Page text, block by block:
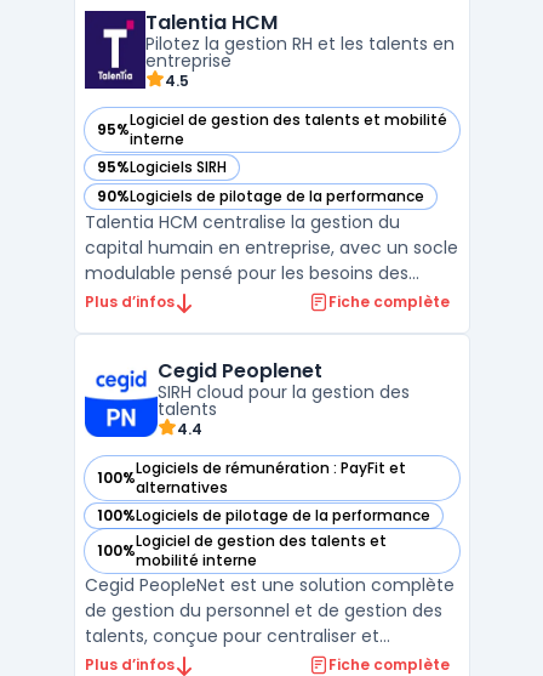
s’adresse aux organisations ayant des
besoins spécifiques de su ...
Talentia HCM
Pilotez la gestion RH et les talents en
entreprise
4.5
95%Logiciel de gestion des talents et mobilité
interne
— voir Talentia HCM dans cette catégorie
95%Logiciels SIRH
— voir Talentia HCM dans cette catégorie
90%Logiciels de pilotage de la performance
— voir Talentia HCM dans cette catégorie
Talentia HCM centralise la gestion du
capital humain en entreprise, avec un socle
modulable pensé pour les besoins des
organisations de taille moyenne à grande.
administrative jusqu’à la planification des
effectifs. Les équipes ...
Plus d’infos Fiche complète
Cegid Peoplenet
SIRH cloud pour la gestion des
talents
4.4
100%Logiciels de rémunération : PayFit et
alternatives
— voir Cegid Peoplenet dans cette catégorie
100%Logiciels de pilotage de la performance
— voir Cegid Peoplenet dans cette catégorie
100%Logiciel de gestion des talents et
mobilité interne
— voir Cegid Peoplenet dans cette catégorie
Cegid PeopleNet est une solution complète
de gestion du personnel et de gestion des
talents, conçue pour centraliser et
automatiser les processus RH. Destiné aux
Plus d’infos Fiche complète